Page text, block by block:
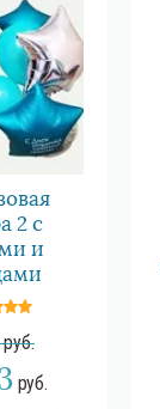
2 с
и
руб.
руб.